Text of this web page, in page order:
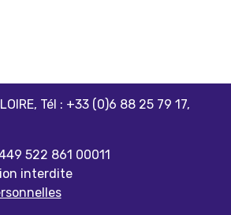
Tél : +33 (0)6 88 25 79 17,
522 861 00011
interdite